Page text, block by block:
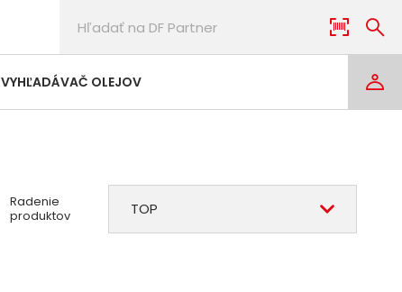
VYHĽADÁVAČ OLEJOV
Radenie
produktov
TOP